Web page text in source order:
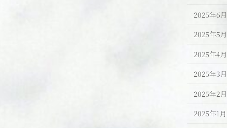
2025年6月
2025年5月
2025年4月
2025年3月
2025年2月
2025年1月